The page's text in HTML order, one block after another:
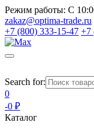
Режим работы: С
zakaz@optima-trade.ru
+7 (800) 333-15-47 +7
Search for:
0
-0 ₽
Каталог